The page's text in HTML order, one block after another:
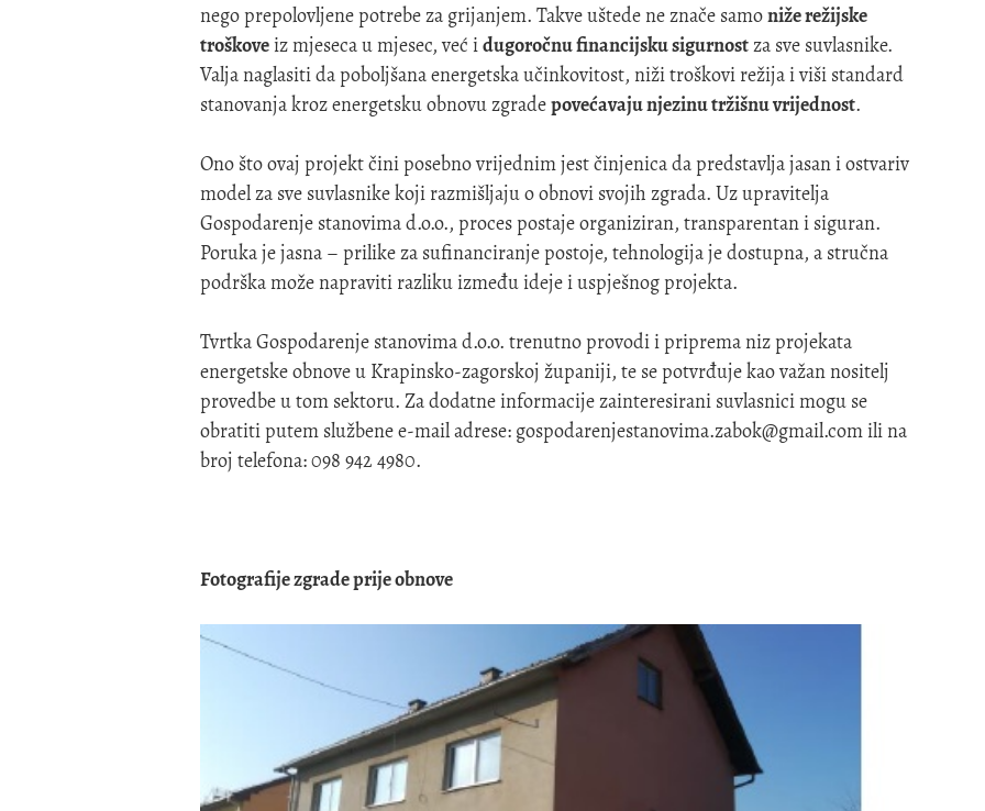
nego prepolovljene potrebe za grijanjem. Takve uštede ne znače samoniže režijske
troškoveiz mjeseca u mjesec, već idugoročnu financijsku sigurnostza sve suvlasnike.
Valja naglasiti da poboljšana energetska učinkovitost, niži troškovi režija i viši standard
stanovanja kroz energetsku obnovu zgradepovećavaju njezinu tržišnu vrijednost.
Ono što ovaj projekt čini posebno vrijednim jest činjenica da predstavlja jasan i ostvariv
model za sve suvlasnike koji razmišljaju o obnovi svojih zgrada. Uz upravitelja
Gospodarenje stanovima d.o.o., proces postaje organiziran, transparentan i siguran.
Poruka je jasna – prilike za sufinanciranje postoje, tehnologija je dostupna, a stručna
podrška može napraviti razliku između ideje i uspješnog projekta.
Tvrtka Gospodarenje stanovima d.o.o. trenutno provodi i priprema niz projekata
energetske obnove u Krapinsko-zagorskoj županiji, te se potvrđuje kao važan nositelj
provedbe u tom sektoru. Za dodatne informacije zainteresirani suvlasnici mogu se
obratiti putem službene e-mail adrese: gospodarenjestanovima.zabok@gmail.comili na
broj telefona: 098 942 4980.
Fotografije zgrade prije obnove